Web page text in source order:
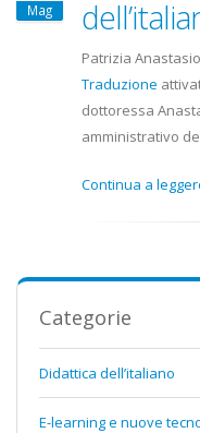
Mag
Patrizia
Traduzione
dottoressa
amministrativo
Continua a
Pagine
Categorie
Didattica dell’italiano
E-learning e nuove